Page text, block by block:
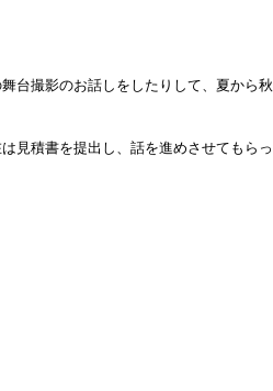
台撮影のお話しをしたりして、夏から秋
見積書を提出し、話を進めさせてもらっ